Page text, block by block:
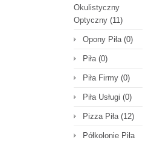
Okulistyczny
Optyczny (11)
Opony Piła(0)
Piła(0)
Piła Firmy (0)
Piła Usługi (0)
Pizza Piła(12)
Półkolonie Piła